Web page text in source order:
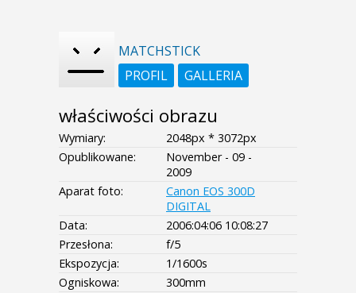
MATCHSTICK
PROFIL
GALLERIA
właściwości obrazu
Wymiary:
2048px * 3072px
Opublikowane:
November - 09 -
2009
Aparat foto:
Canon EOS 300D
DIGITAL
Data:
2006:04:06 10:08:27
Przesłona:
f/5
Ekspozycja:
1/1600s
Ogniskowa:
300mm